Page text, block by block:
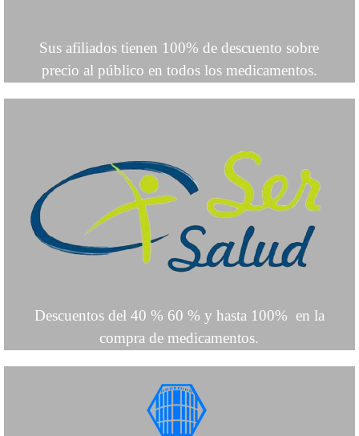
Sus afiliados tienen 100% de descuento sobre
precio al público en todos los medicamentos.
Descuentos del 40 % 60 % y hasta 100% en la
compra de medicamentos.